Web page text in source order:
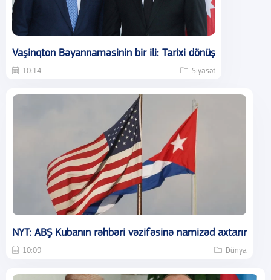
Vaşinqton Bəyannaməsinin bir ili: Tarixi dönüş
10:14 Siyasət
NYT: ABŞ Kubanın rəhbəri vəzifəsinə namizəd axtarır
10:09 Dünya